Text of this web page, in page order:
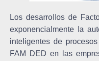
Los desarrollos de
exponencialmente la
inteligentes de
FAM DED en las